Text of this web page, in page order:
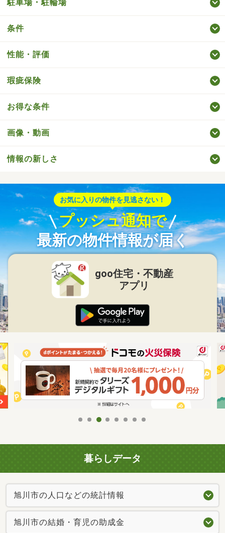
駐車場・駐輪場
条件
性能・評価
瑕疵保険
お得な条件
画像・動画
情報の新しさ
お気に入りの物件を見逃さない！
プッシュ通知で
最新の物件情報が届く
goo住宅・不動産
アプリ
暮らしデータ
旭川市の人口などの統計情報
旭川市の結婚・育児の助成金